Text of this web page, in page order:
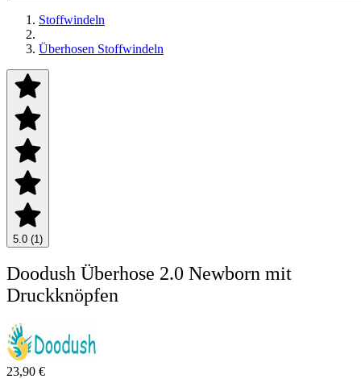
Stoffwindeln
Überhosen Stoffwindeln
5.0 (1)
Doodush Überhose 2.0 Newborn mit
Druckknöpfen
23,90 €